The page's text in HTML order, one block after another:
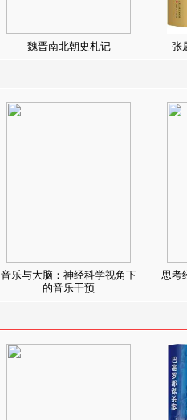
魏晋南北朝史札记 张
音乐与大脑：神经科学视角下
的音乐干预
思考